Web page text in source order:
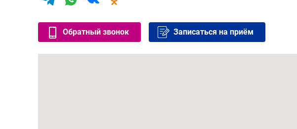
Обратный звонок Записаться на приём